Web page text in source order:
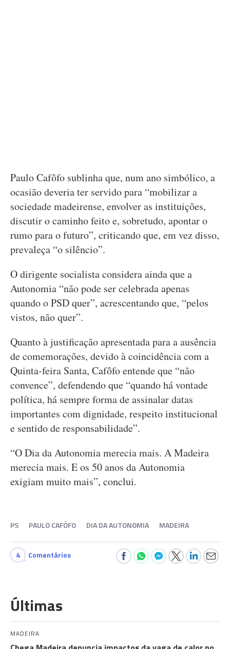
Paulo Cafôfo sublinha que, num ano simbólico, a
ocasião deveria ter servido para “mobilizar a
sociedade madeirense, envolver as instituições,
discutir o caminho feito e, sobretudo, apontar o
rumo para o futuro”, criticando que, em vez disso,
prevaleça “o silêncio”.
O dirigente socialista considera ainda que a
Autonomia “não pode ser celebrada apenas
quando o PSD quer”, acrescentando que, “pelos
vistos, não quer”.
Quanto à justificação apresentada para a ausência
de comemorações, devido à coincidência com a
Quinta-feira Santa, Cafôfo entende que “não
convence”, defendendo que “quando há vontade
política, há sempre forma de assinalar datas
importantes com dignidade, respeito institucional
e sentido de responsabilidade”.
“O Dia da Autonomia merecia mais. A Madeira
merecia mais. E os 50 anos da Autonomia
exigiam muito mais”, conclui.
PS PAULO CAFÔFO DIA DA AUTONOMIA MADEIRA
4 Comentários
Últimas
MADEIRA